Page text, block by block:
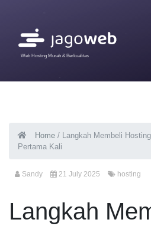
Web Hosting Murah & Berkualitas
Home / Langkah Membeli
Pertama Kali
Sandy 21 July 2025 hosting
Langkah